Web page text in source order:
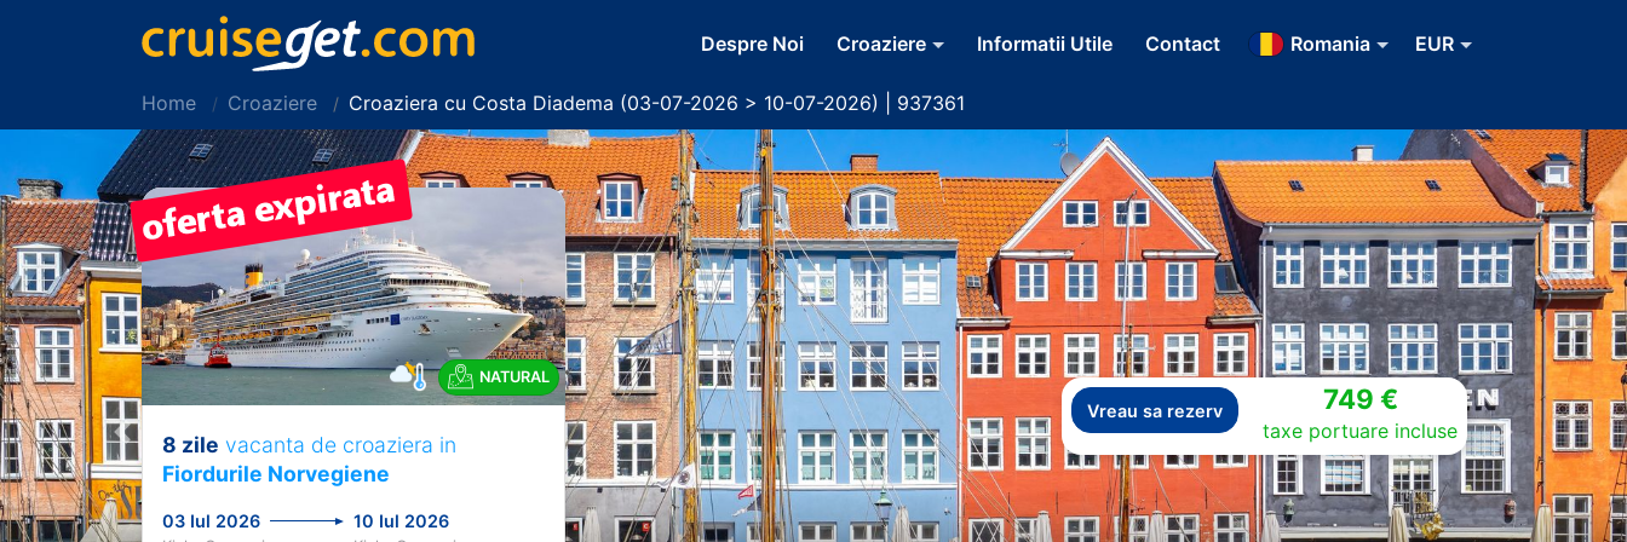
Despre Noi Croaziere Informatii Utile Contact Romania EUR
Home Croaziere Croaziera cu Costa Diadema (03-07-2026 > 10-07-2026) | 937361
Vreau sa rezerv 749 €
taxe portuare incluse
Previous Next
NATURAL
8 zile vacanta de croaziera in
Fiordurile Norvegiene
03 Iul 2026 10 Iul 2026